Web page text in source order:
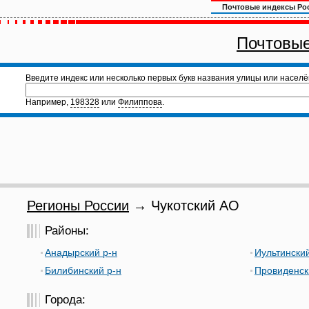
Почтовые индексы
Введите индекс или несколько первых букв названия улицы или
Например, 198328 или Филиппова.
Регионы России → Чукотский АО
Районы:
Анадырский р-н
Билибинский р-н
Города: